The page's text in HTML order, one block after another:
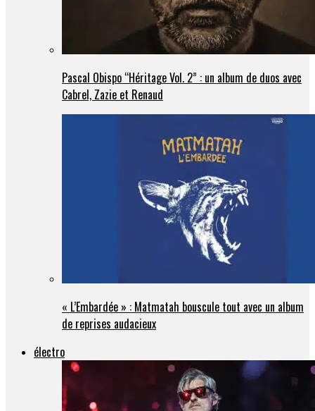
Pascal Obispo “Héritage Vol. 2” : un album de duos avec
Cabrel, Zazie et Renaud
« L’Embardée » : Matmatah bouscule tout avec un album
de reprises audacieux
électro